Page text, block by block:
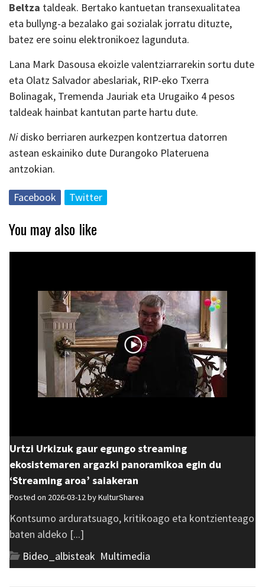
Beltza taldeak. Bertako kantuetan transexualitatea
eta bullyng-a bezalako gai sozialak jorratu dituzte,
batez ere soinu elektronikoez lagunduta.
Lana Mark Dasousa ekoizle valentziarrarekin sortu dute
eta Olatz Salvador abeslariak, RIP-eko Txerra
Bolinagak, Tremenda Jauriak eta Urugaiko 4 pesos
taldeak hainbat kantutan parte hartu dute.
Nidisko berriaren aurkezpen kontzertua datorren
astean eskainiko dute Durangoko Plateruena
antzokian.
Facebook Twitter
You may also like
Urtzi Urkizuk gaur egungo streaming
ekosistemaren argazki panoramikoa egin du
‘Streaming aroa’ saiakeran
Posted on 2026-03-12 byKulturSharea
Kontsumo arduratsuago, kritikoago eta kontzienteago
baten aldeko [...]
Bideo_albisteak Multimedia